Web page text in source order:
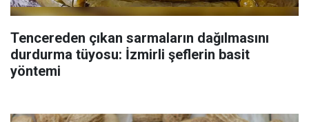
Tencereden çıkan sarmaların dağılmasını
durdurma tüyosu: İzmirli şeflerin basit
yöntemi